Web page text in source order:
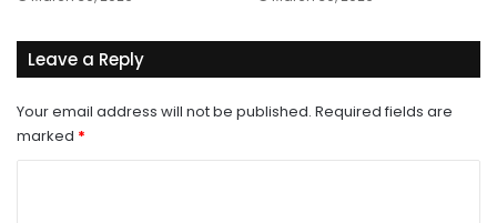
Leave a Reply
Your email address will not be published. Required fields are
marked *